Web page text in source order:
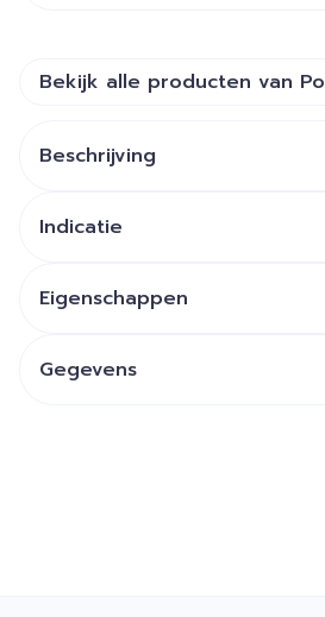
Bekijk alle producten van
Beschrijving
Indicatie
Eigenschappen
Beschermende tussenlaag in
Gegevens